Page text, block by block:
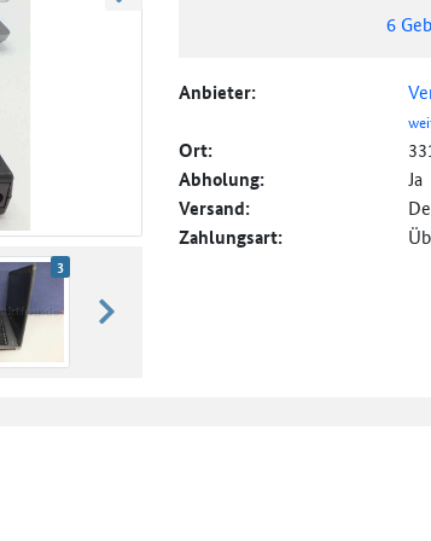
3
weiter blättern
6
Anbieter:
Ort:
Abholung: Ja
Versand:
Zahlungsart: